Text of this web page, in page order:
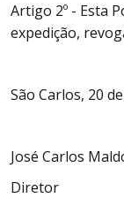
Artigo 2º - Esta
expedição,
São Carlos, 20
José Carlos
Diretor